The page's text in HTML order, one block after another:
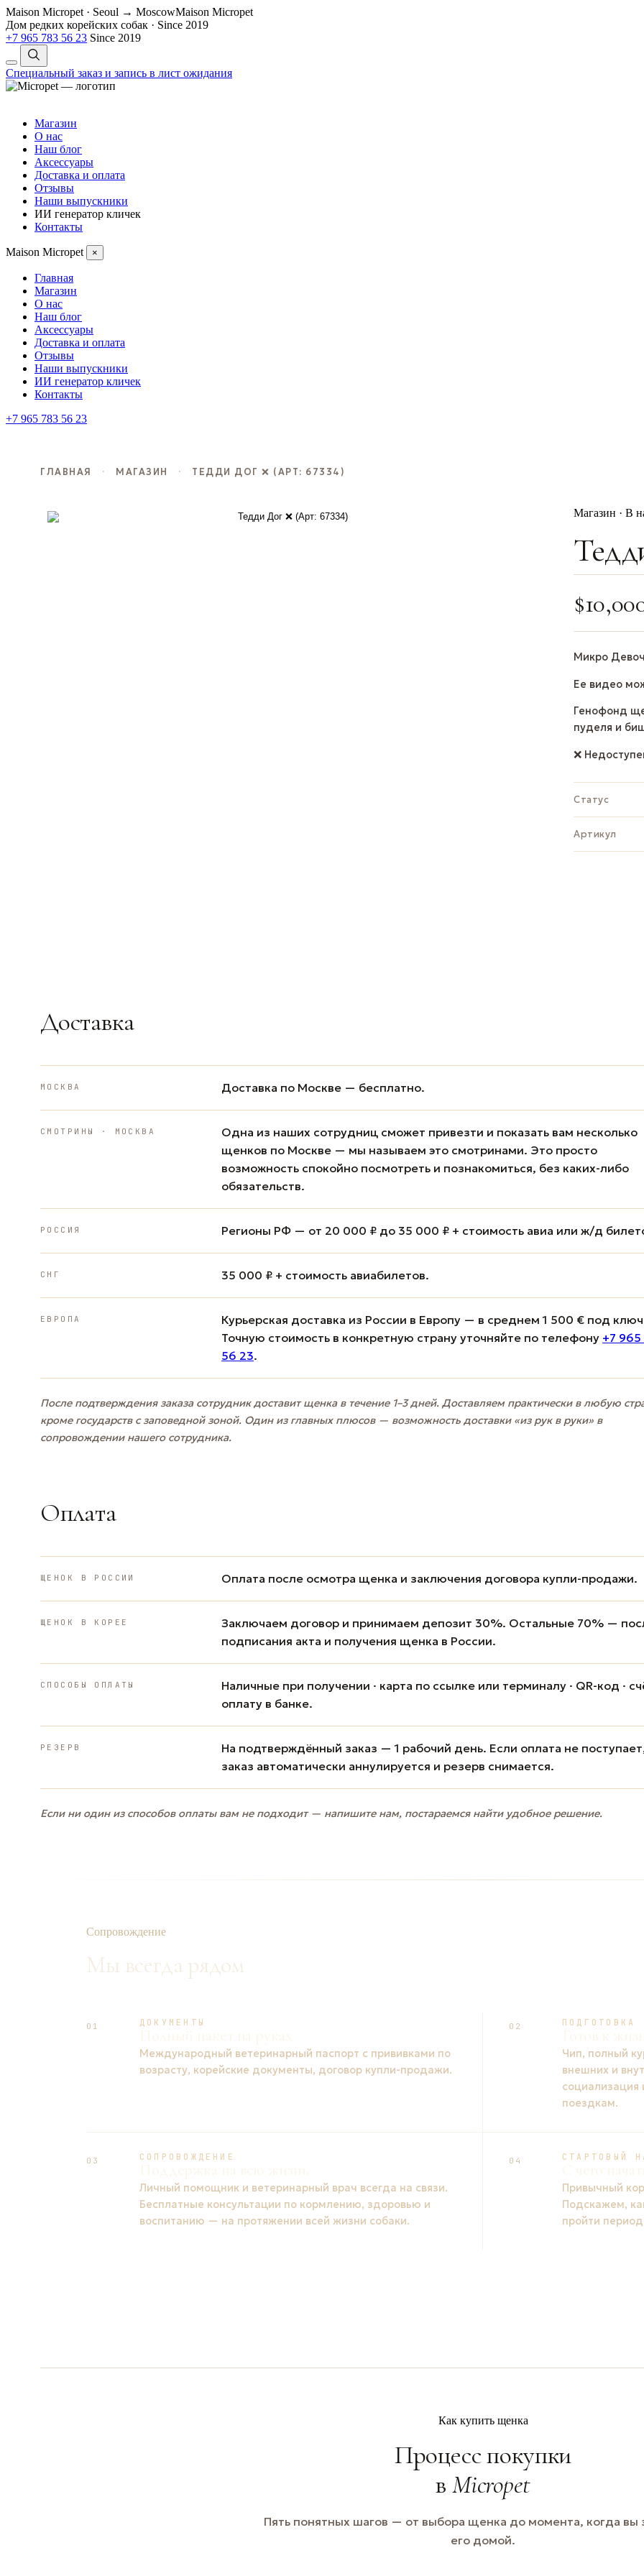
Maison Micropet · Seoul → MoscowMaison Micropet
Дом редких корейских собак · Since 2019
+7 965 783 56 23 Since 2019
Специальный заказ и запись в лист ожидания
Магазин
О нас
Наш блог
Аксессуары
Доставка и оплата
Отзывы
Наши выпускники
ИИ генератор кличек
Контакты
Maison Micropet ×
Главная
Магазин
О нас
Наш блог
Аксессуары
Доставка и оплата
Отзывы
Наши выпускники
ИИ генератор кличек
Контакты
+7 965 783 56 23
ГЛАВНАЯ · МАГАЗИН · ТЕДДИ ДОГ ❌ (АРТ: 67334)
Магазин · В
$
Микро
Ее видео
Генофонд
пуделя и
❌
Статус
Артикул
Доставка
МОСКВА Доставка по Москве — бесплатно.
СМОТРИНЫ · МОСКВА
Одна из наших сотрудниц сможет привезти и показать вам несколько
щенков по Москве — мы называем это смотринами. Это просто
возможность спокойно посмотреть и познакомиться, без каких-либо
обязательств.
РОССИЯ Регионы РФ — от 20 000 ₽ до 35 000 ₽ + стоимость авиа или ж/д
СНГ 35 000 ₽ + стоимость авиабилетов.
ЕВРОПА
Курьерская доставка из России в Европу — в среднем 1 500 € под
Точную стоимость в конкретную страну уточняйте по телефону +7 965
56 23.
После подтверждения заказа сотрудник доставит щенка в течение 1–3 дней. Доставляем практически в любую
кроме государств с заповедной зоной. Один из главных плюсов — возможность доставки «из рук в руки» в
сопровождении нашего сотрудника.
Оплата
ЩЕНОК В РОССИИ Оплата после осмотра щенка и заключения договора купли-продажи.
ЩЕНОК В КОРЕЕ
Заключаем договор и принимаем депозит 30%. Остальные 70% —
подписания акта и получения щенка в России.
СПОСОБЫ ОПЛАТЫ
Наличные при получении · карта по ссылке или терминалу · QR-код ·
оплату в банке.
РЕЗЕРВ
На подтверждённый заказ — 1 рабочий день. Если оплата не
заказ автоматически аннулируется и резерв снимается.
Если ни один из способов оплаты вам не подходит — напишите нам, постараемся найти удобное решение.
Сопровождение
Мы всегда рядом
01 ДОКУМЕНТЫ
Международный ветеринарный паспорт с прививками по
возрасту, корейские документы, договор купли-продажи.
02 ПОДГОТОВКА
Чип, полный
внешних и
социализация
поездкам.
03 СОПРОВОЖДЕНИЕ
Личный помощник и ветеринарный врач всегда на связи.
Бесплатные консультации по кормлению, здоровью и
воспитанию — на протяжении всей жизни собаки.
04 СТАРТОВЫЙ
Привычный
Подскажем,
пройти
Как купить щенка
Процесс покупки
вMicropet
Пять понятных шагов — от выбора щенка до момента, когда вы
его домой.